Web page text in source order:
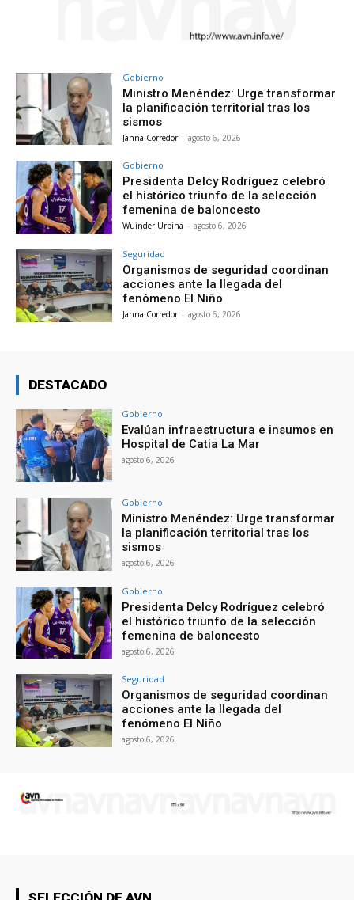
Gobierno
Ministro Menéndez: Urge transformar
la planificación territorial tras los
sismos
Janna Corredor - agosto 6, 2026
Gobierno
Presidenta Delcy Rodríguez celebró
el histórico triunfo de la selección
femenina de baloncesto
Wuinder Urbina - agosto 6, 2026
Seguridad
Organismos de seguridad coordinan
acciones ante la llegada del
fenómeno El Niño
Janna Corredor - agosto 6, 2026
DESTACADO
Gobierno
Evalúan infraestructura e insumos en
Hospital de Catia La Mar
agosto 6, 2026
Gobierno
Ministro Menéndez: Urge transformar
la planificación territorial tras los
sismos
agosto 6, 2026
Gobierno
Presidenta Delcy Rodríguez celebró
el histórico triunfo de la selección
femenina de baloncesto
agosto 6, 2026
Seguridad
Organismos de seguridad coordinan
acciones ante la llegada del
fenómeno El Niño
agosto 6, 2026